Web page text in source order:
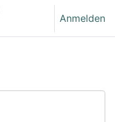
Anmelden